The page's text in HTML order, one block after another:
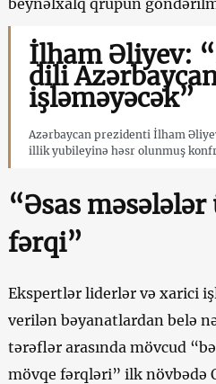
İlham Əliyev:
dili
işləməyəcək”
Azərbaycan prezidenti İlham
illik yubileyinə həsr olunmuş
“Əsas
fərqi”
Ekspertlər liderlər və xarici
verilən bəyanatlardan belə
tərəflər arasında mövcud
mövqe fərqləri” ilk növbədə